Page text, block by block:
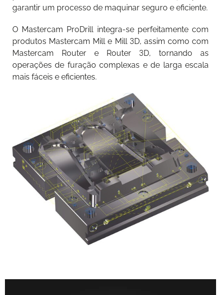
garantir um processo de maquinar seguro e eficiente.
O Mastercam ProDrill integra-se perfeitamente com
produtos Mastercam Mill e Mill 3D, assim como com
Mastercam Router e Router 3D, tornando as
operações de furação complexas e de larga escala
mais fáceis e eficientes.